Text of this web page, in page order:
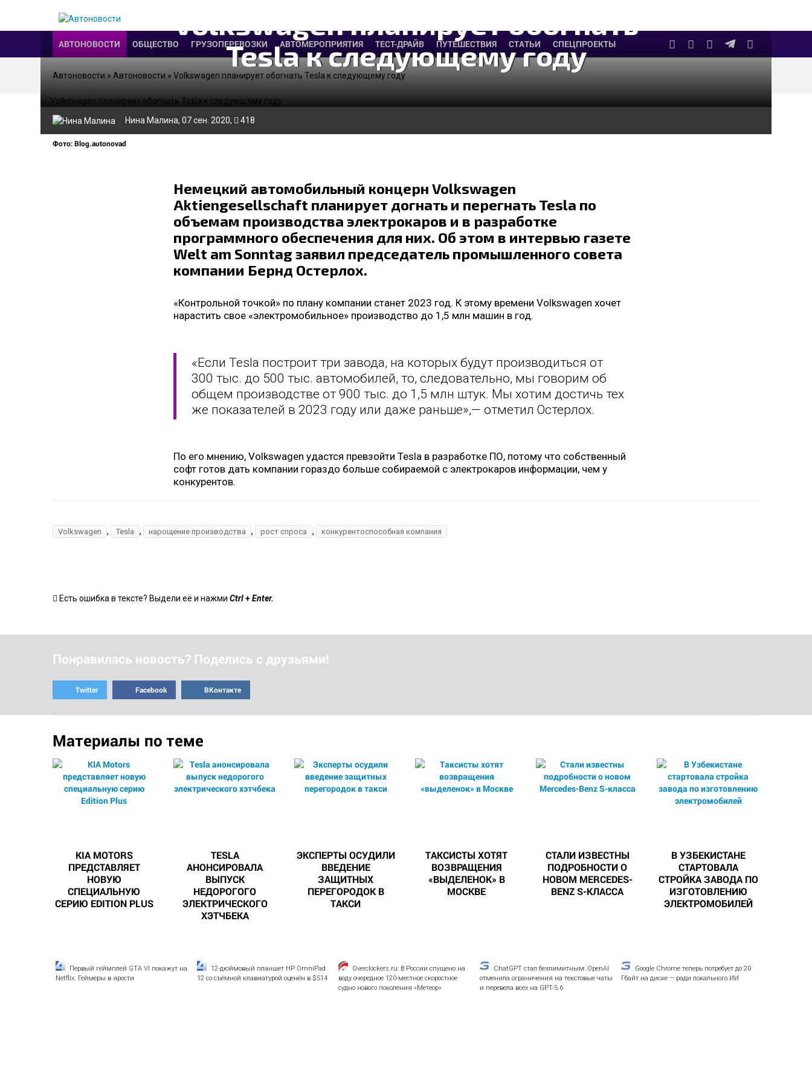
АВТОНОВОСТИ ОБЩЕСТВО ГРУЗОПЕРЕВОЗКИ АВТОМЕРОПРИЯТИЯ ТЕСТ-ДРАЙВ ПУТЕШЕСТВИЯ СТАТЬИ СПЕЦПРОЕКТЫ
Автоновости » Автоновости » Volkswagen планирует обогнать Tesla к cледующему году
Volkswagen планирует обогнать
Tesla к cледующему году
Нина Малина, 07 сен. 2020, 418
Фото: Blog.autonovad
Немецкий автомобильный концерн Volkswagen
Aktiengesellschaft планирует догнать и перегнать Tesla по
объемам производства электрокаров и в разработке
программного обеспечения для них. Об этом в интервью газете
Welt am Sonntag заявил председатель промышленного совета
компании Бернд Остерлох.
«Контрольной точкой» по плану компании станет 2023 год. К этому времени Volkswagen хочет
нарастить свое «электромобильное» производство до 1,5 млн машин в год.
«Если Tesla построит три завода, на которых будут производиться от
300 тыс. до 500 тыс. автомобилей, то, следовательно, мы говорим об
общем производстве от 900 тыс. до 1,5 млн штук. Мы хотим достичь тех
же показателей в 2023 году или даже раньше»,— отметил Остерлох.
По его мнению, Volkswagen удастся превзойти Tesla в разработке ПО, потому что собственный
софт готов дать компании гораздо больше собираемой с электрокаров информации, чем у
конкурентов.
Volkswagen , Tesla , нарощение производства , рост спроса , конкурентоспособная компания
Есть ошибка в тексте? Выдели её и нажми Ctrl+Enter.
Понравилась новость? Поделись с друзьями!
Twitter Facebook ВКонтакте
Материалы по теме
KIA MOTORS
ПРЕДСТАВЛЯЕТ
НОВУЮ
СПЕЦИАЛЬНУЮ
СЕРИЮ EDITION PLUS
TESLA
АНОНСИРОВАЛА
ВЫПУСК
НЕДОРОГОГО
ЭЛЕКТРИЧЕСКОГО
ХЭТЧБЕКА
ЭКСПЕРТЫ ОСУДИЛИ
ВВЕДЕНИЕ
ЗАЩИТНЫХ
ПЕРЕГОРОДОК В
ТАКСИ
ТАКСИСТЫ ХОТЯТ
ВОЗВРАЩЕНИЯ
«ВЫДЕЛЕНОК» В
МОСКВЕ
СТАЛИ ИЗВЕСТНЫ
ПОДРОБНОСТИ О
НОВОМ MERCEDES-
BENZ S-КЛАССА
В УЗБЕКИСТАНЕ
СТАРТОВАЛА
СТРОЙКА ЗАВОДА ПО
ИЗГОТОВЛЕНИЮ
ЭЛЕКТРОМОБИЛЕЙ
Первый геймплей GTA VI покажут на
Netflix. Геймеры в ярости
12-дюймовый планшет HP OmniPad
12 со съёмной клавиатурой оценён в $514
Overclockers.ru: В России спущено на
воду очередное 120-местное скоростное
судно нового поколения «Метеор»
ChatGPT стал безлимитным: OpenAI
отменила ограничения на текстовые чаты
и перевела всех на GPT-5.6
Google Chrome теперь потребует до 20
Гбайт на диске — ради локального ИИ